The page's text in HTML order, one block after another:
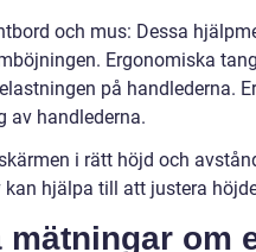
och mus: Dessa
Ergonomiska
på handlederna.
av handlederna.
i rätt höjd och
hjälpa till att justera
om